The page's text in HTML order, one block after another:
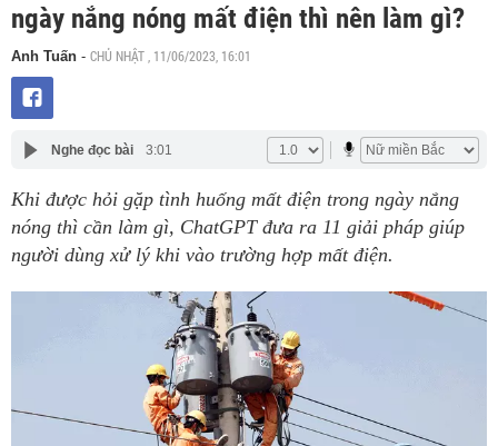
ngày nắng nóng mất điện thì nên làm gì?
Anh Tuấn - CHỦ NHẬT , 11/06/2023, 16:01
Nghe đọc bài 3:01
Khi được hỏi gặp tình huống mất điện trong ngày nắng
nóng thì cần làm gì, ChatGPT đưa ra 11 giải pháp giúp
người dùng xử lý khi vào trường hợp mất điện.